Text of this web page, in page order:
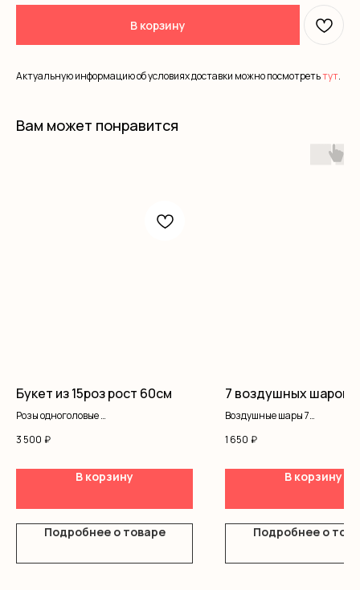
В корзину
Актуальную информацию об условиях доставки можно посмотретьтут.
Вам может понравится
Букет из 15роз рост 60см
Розы одноголовые
3 500 ₽
В корзину
Подробнее о товаре
7 воздушных шаров
Воздушные шары 7
1 650 ₽
В корзину
Подробнее о